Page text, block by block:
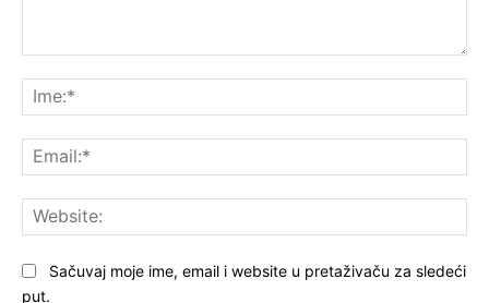
Sačuvaj moje ime, email i website u pretaživaču za sledeći
put.